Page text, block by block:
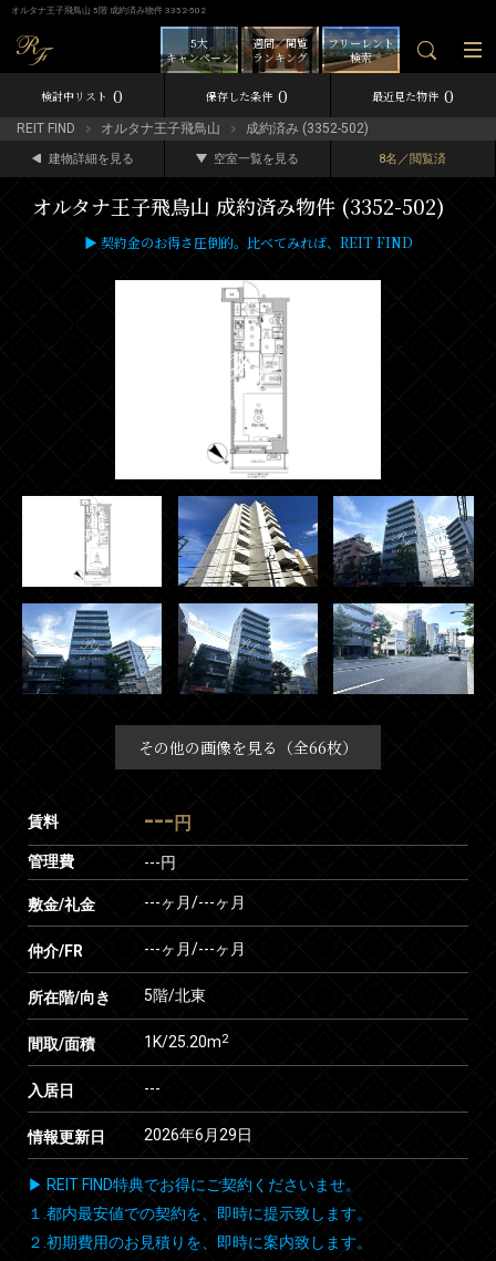
オルタナ王子飛鳥山 5階 成約済み物件 3352-502
フリーレント
検索
週間／閲覧
ランキング
5大
キャンペーン
検討中リスト 0 保存した条件 0 最近見た物件 0
REIT FIND オルタナ王子飛鳥山 成約済み (3352-502)
建物詳細を見る 空室一覧を見る 8名／閲覧済
オルタナ王子飛鳥山 成約済み物件 (3352-502)
▶ 契約金のお得さ圧倒的。比べてみれば、REIT FIND
その他の画像を見る（全66枚）
賃料 --- 円
管理費 ---円
敷金/礼金 ---ヶ月/---ヶ月
仲介/FR ---ヶ月/---ヶ月
所在階/向き 5階/北東
間取/面積 1K/25.20m2
入居日 ---
情報更新日 2026年6月29日
▶ REIT FIND特典でお得にご契約くださいませ。
１.都内最安値での契約を、即時に提示致します。
２.初期費用のお見積りを、即時に案内致します。